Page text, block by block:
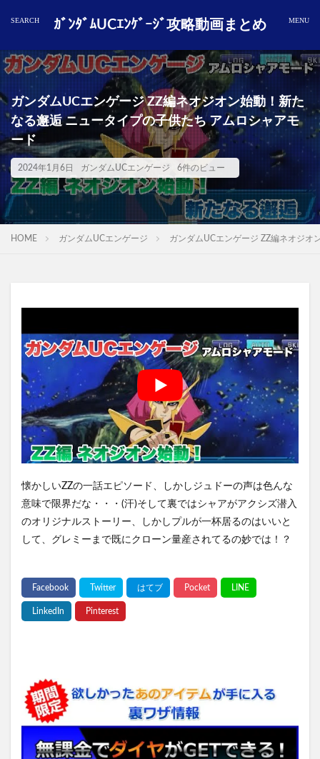
ｶﾞﾝﾀﾞﾑUCｴﾝｹﾞｰｼﾞ攻略動画まとめ
ガンダムUCエンゲージ ZZ編ネオジオン始動！新た
なる邂逅 ニュータイプの子供たち アムロシャアモ
ード
2024年1月6日 ガンダムUCエンゲージ 6件のビュー
HOME ガンダムUCエンゲージ ガンダムUCエンゲージ ZZ編ネオジオ
懐かしいZZの一話エピソード、しかしジュドーの声は色んな
意味で限界だな・・・(汗)そして裏ではシャアがアクシズ潜入
のオリジナルストーリー、しかしプルが一杯居るのはいいと
して、グレミーまで既にクローン量産されてるの妙では！？